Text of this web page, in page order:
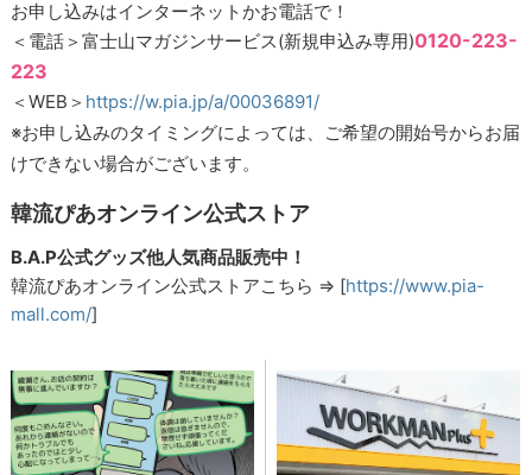
お申し込みはインターネットかお電話で！
＜電話＞富士山マガジンサービス(新規申込み専用)0120-223-
223
＜WEB＞ https://w.pia.jp/a/00036891/
※お申し込みのタイミングによっては、ご希望の開始号からお届
けできない場合がございます。
韓流ぴあオンライン公式ストア
B.A.P公式グッズ他人気商品販売中！
韓流ぴあオンライン公式ストアこちら ⇒ [https://www.pia-
mall.com/]